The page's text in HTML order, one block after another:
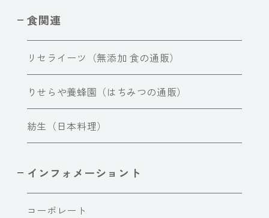
食関連
リセライーツ（無添加 食の通販）
りせらや養蜂園（はちみつの通販）
紡生（日本料理）
インフォメーショント
コーポレート